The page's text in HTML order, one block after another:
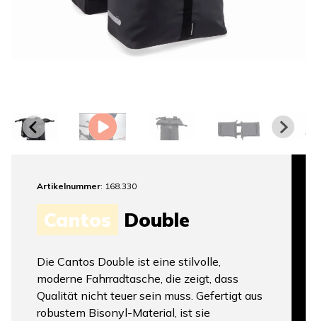
Artikelnummer: 168.330
Cantos Double
Die Cantos Double ist eine stilvolle,
moderne Fahrradtasche, die zeigt, dass
Qualität nicht teuer sein muss. Gefertigt aus
robustem Bisonyl-Material, ist sie